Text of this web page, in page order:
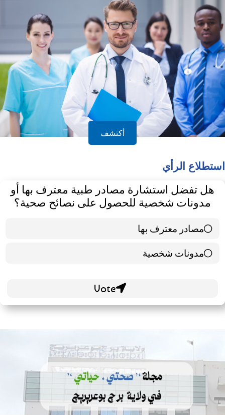
أكتشف
استطلاع الرأي
هل تفضل استشارة مصادر طبية معترف بها أو
مدونات شخصية للحصول على نصائح صحية؟
مصادر معترف بها
39 ( 65 % )
مدونات شخصية
21 ( 35 % )